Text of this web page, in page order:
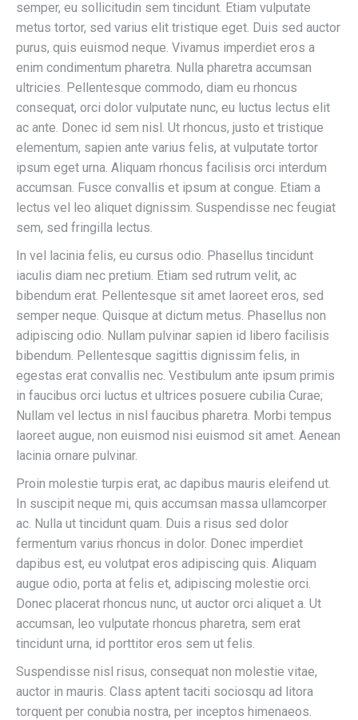
semper, eu sollicitudin sem tincidunt. Etiam vulputate
metus tortor, sed varius elit tristique eget. Duis sed auctor
purus, quis euismod neque. Vivamus imperdiet eros a
enim condimentum pharetra. Nulla pharetra accumsan
ultricies. Pellentesque commodo, diam eu rhoncus
consequat, orci dolor vulputate nunc, eu luctus lectus elit
ac ante. Donec id sem nisl. Ut rhoncus, justo et tristique
elementum, sapien ante varius felis, at vulputate tortor
ipsum eget urna. Aliquam rhoncus facilisis orci interdum
accumsan. Fusce convallis et ipsum at congue. Etiam a
lectus vel leo aliquet dignissim. Suspendisse nec feugiat
sem, sed fringilla lectus.
In vel lacinia felis, eu cursus odio. Phasellus tincidunt
iaculis diam nec pretium. Etiam sed rutrum velit, ac
bibendum erat. Pellentesque sit amet laoreet eros, sed
semper neque. Quisque at dictum metus. Phasellus non
adipiscing odio. Nullam pulvinar sapien id libero facilisis
bibendum. Pellentesque sagittis dignissim felis, in
egestas erat convallis nec. Vestibulum ante ipsum primis
in faucibus orci luctus et ultrices posuere cubilia Curae;
Nullam vel lectus in nisl faucibus pharetra. Morbi tempus
laoreet augue, non euismod nisi euismod sit amet. Aenean
lacinia ornare pulvinar.
Proin molestie turpis erat, ac dapibus mauris eleifend ut.
In suscipit neque mi, quis accumsan massa ullamcorper
ac. Nulla ut tincidunt quam. Duis a risus sed dolor
fermentum varius rhoncus in dolor. Donec imperdiet
dapibus est, eu volutpat eros adipiscing quis. Aliquam
augue odio, porta at felis et, adipiscing molestie orci.
Donec placerat rhoncus nunc, ut auctor orci aliquet a. Ut
accumsan, leo vulputate rhoncus pharetra, sem erat
tincidunt urna, id porttitor eros sem ut felis.
Suspendisse nisl risus, consequat non molestie vitae,
auctor in mauris. Class aptent taciti sociosqu ad litora
torquent per conubia nostra, per inceptos himenaeos.